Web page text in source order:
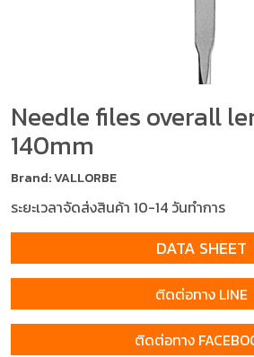
Needle files overall
140mm
Brand: VALLORBE
ระยะเวลาจัดส่งสินค้า 10-14 วันทำการ
DATA SHEET
ติดต่อทาง LINE
ติดต่อทาง